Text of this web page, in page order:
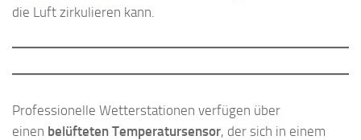
die Luft zirkulieren kann.
Professionelle Wetterstationen verfügen über
einen belüfteten Temperatursensor, der sich in einem